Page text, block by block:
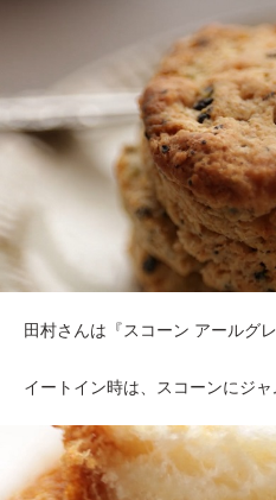
田村さんは『スコーン アールグ
イートイン時は、スコーンにジャ